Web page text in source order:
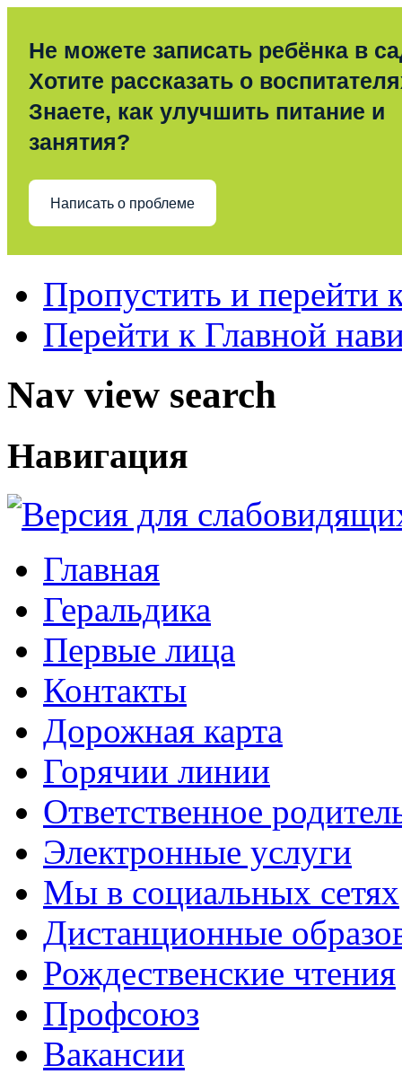
Не можете записать ребёнка в
Хотите рассказать о
Знаете, как улучшить питание и
занятия?
Написать о проблеме
Пропустить и перейти
Перейти к Главной
Nav view search
Навигация
Главная
Геральдика
Первые лица
Контакты
Дорожная карта
Горячии линии
Ответственное
Электронные услуги
Мы в социальных сетях
Дистанционные
Рождественские чтения
Профсоюз
Вакансии